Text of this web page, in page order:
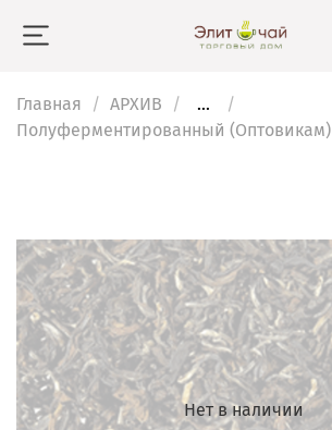
Главная АРХИВ
...
Полуферментированный (Оптовикам)
Нет в наличии